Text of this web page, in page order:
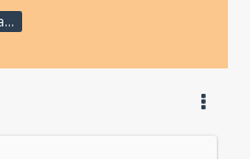
hört Hörspiele beim Rasenmähen